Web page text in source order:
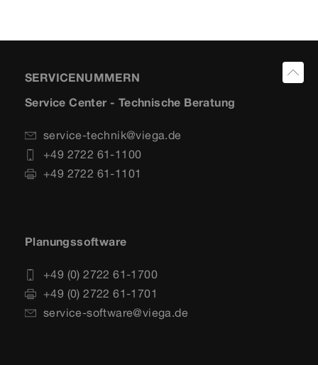
SERVICENUMMERN
Service Center - Technische Beratung
service-technik@viega.de
+49 2722 61-1100
+49 2722 61-1101
Planungssoftware
+49 (0) 2722 61-1700
+49 (0) 2722 61-1701
service-software@viega.de